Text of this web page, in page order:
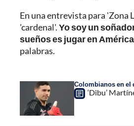
En una entrevista para 'Zona
'cardenal'.Yo soy un
sueños es jugar en
palabras.
Colombianos en el
‘Dibu’